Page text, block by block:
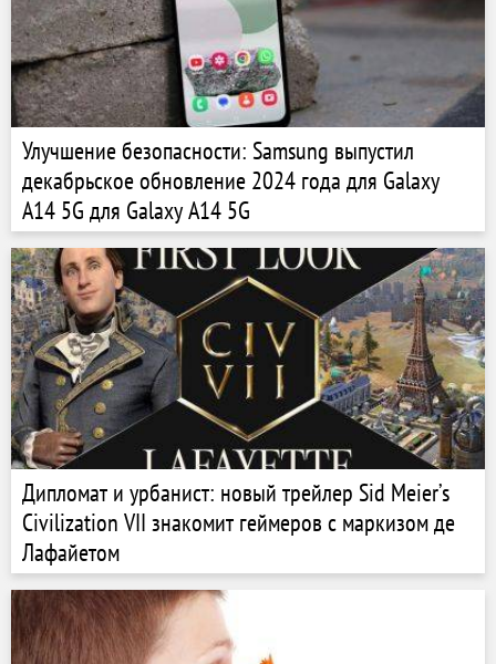
Улучшение безопасности: Samsung выпустил
декабрьское обновление 2024 года для Galaxy
A14 5G для Galaxy A14 5G
Дипломат и урбанист: новый трейлер Sid Meier’s
Civilization VII знакомит геймеров с маркизом де
Лафайетом